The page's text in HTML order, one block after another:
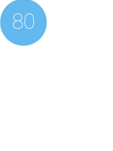
80